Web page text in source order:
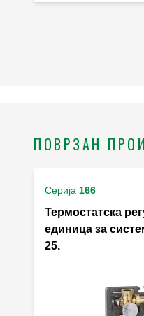
ПОВРЗАН
Серија 166
Термостатска
единица за
25.